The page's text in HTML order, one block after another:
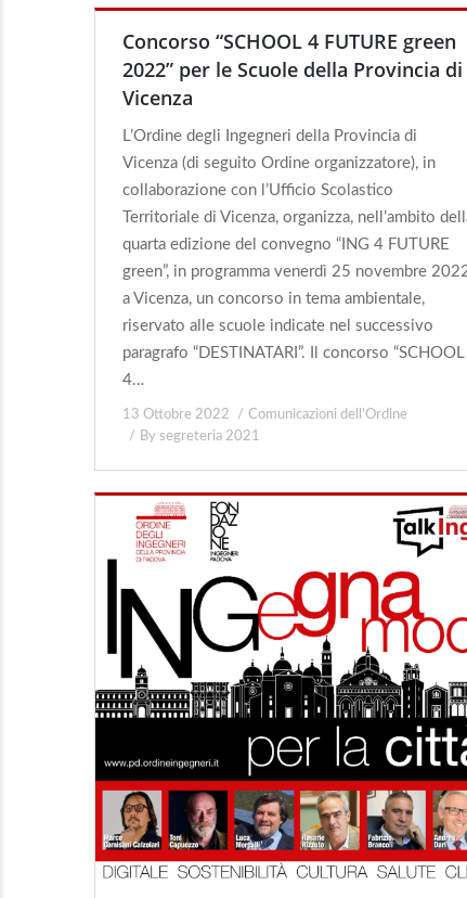
Concorso “SCHOOL 4 FUTURE green
2022” per le Scuole della Provincia di
Vicenza
L’Ordine degli Ingegneri della Provincia di
Vicenza (di seguito Ordine organizzatore), in
collaborazione con l’Ufficio Scolastico
Territoriale di Vicenza, organizza, nell’ambito
quarta edizione del convegno “ING 4 FUTURE
green”, in programma venerdì 25 novembre
a Vicenza, un concorso in tema ambientale,
riservato alle scuole indicate nel successivo
paragrafo “DESTINATARI”. Il concorso “SCHOOL
4…
13 Ottobre 2022
Comunicazioni dell'Ordine
By segreteria 2021